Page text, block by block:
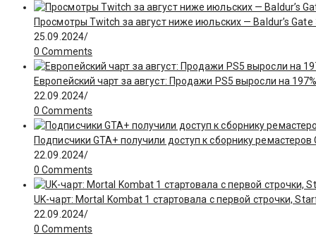
Просмотры Twitch за август ниже июльских — Baldur’s
25.09.2024/
0 Comments
Европейский чарт за август: Продажи PS5 выросли на
22.09.2024/
0 Comments
Подписчики GTA+ получили доступ к сборнику ремастеров
22.09.2024/
0 Comments
UK-чарт: Mortal Kombat 1 стартовала с первой строчки,
22.09.2024/
0 Comments